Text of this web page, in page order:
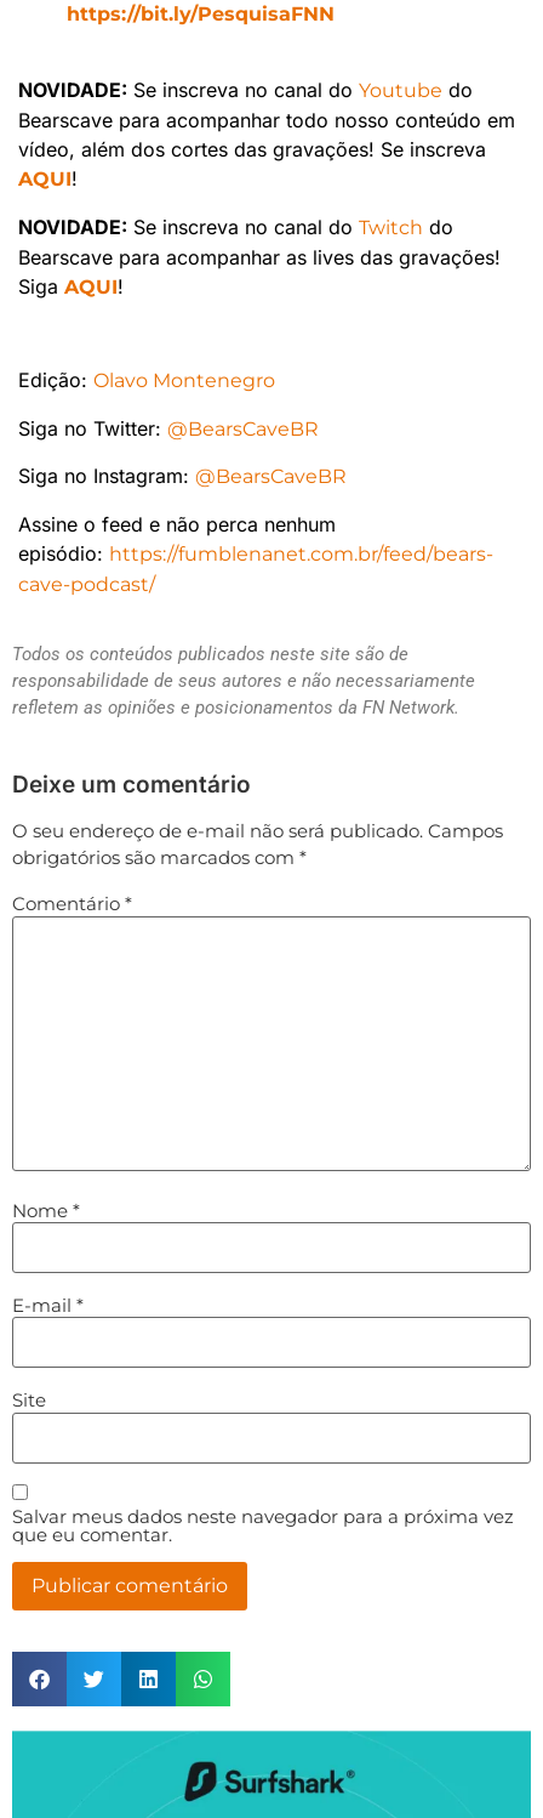
https://bit.ly/PesquisaFNN
NOVIDADE: Se inscreva no canal do Youtube do
Bearscave para acompanhar todo nosso conteúdo em
vídeo, além dos cortes das gravações! Se inscreva
AQUI!
NOVIDADE: Se inscreva no canal do Twitch do
Bearscave para acompanhar as lives das gravações!
Siga AQUI!
Edição: Olavo Montenegro
Siga no Twitter: @BearsCaveBR
Siga no Instagram: @BearsCaveBR
Assine o feed e não perca nenhum
episódio: https://fumblenanet.com.br/feed/bears-
cave-podcast/
Todos os conteúdos publicados neste site são de
responsabilidade de seus autores e não necessariamente
refletem as opiniões e posicionamentos da FN Network.
Deixe um comentário
O seu endereço de e-mail não será publicado. Campos
obrigatórios são marcados com *
Comentário *
Nome *
E-mail *
Site
Salvar meus dados neste navegador para a próxima vez
que eu comentar.